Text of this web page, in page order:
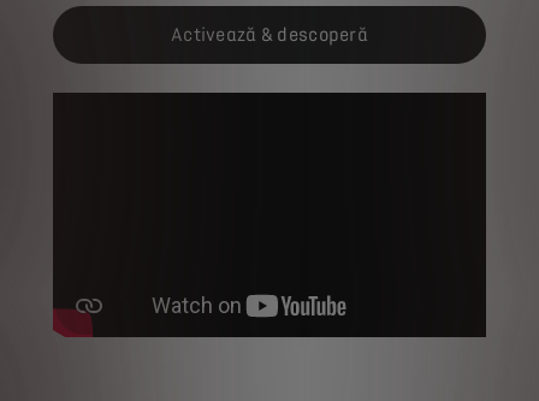
Activează & descoperă